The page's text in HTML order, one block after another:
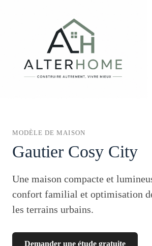
MODÈLE DE MAISON
Gautier Cosy City
Une maison compacte et
confort familial et optimisation
les terrains urbains.
Demander une étude gratuite